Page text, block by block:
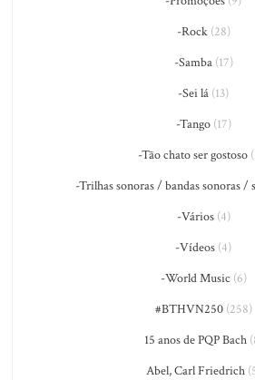
-Rock(28)
-Samba(17)
-Sei lá (13)
-Tango(17)
-Tão chato ser gostoso
-Trilhas sonoras / bandas sonoras /
-Vários(4)
-Vídeos (4)
-World Music (6)
#BTHVN250(258)
15 anos de PQP Bach
Abel, Carl Friedrich